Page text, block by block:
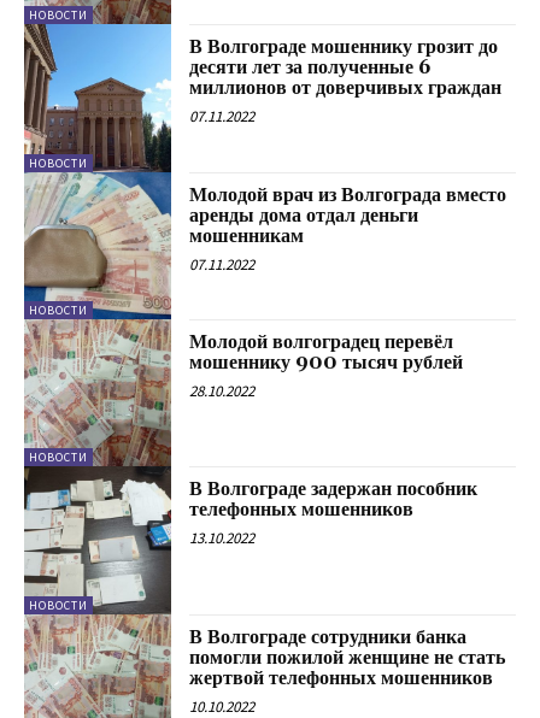
НОВОСТИ
НОВОСТИ
В Волгограде мошеннику грозит до
десяти лет за полученные 6
миллионов от доверчивых граждан
07.11.2022
НОВОСТИ
Молодой врач из Волгограда вместо
аренды дома отдал деньги
мошенникам
07.11.2022
НОВОСТИ
Молодой волгоградец перевёл
мошеннику 900 тысяч рублей
28.10.2022
НОВОСТИ
В Волгограде задержан пособник
телефонных мошенников
13.10.2022
В Волгограде сотрудники банка
помогли пожилой женщине не стать
жертвой телефонных мошенников
10.10.2022